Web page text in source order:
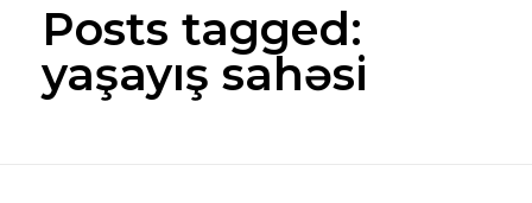
Posts tagged:
yaşayış sahəsi